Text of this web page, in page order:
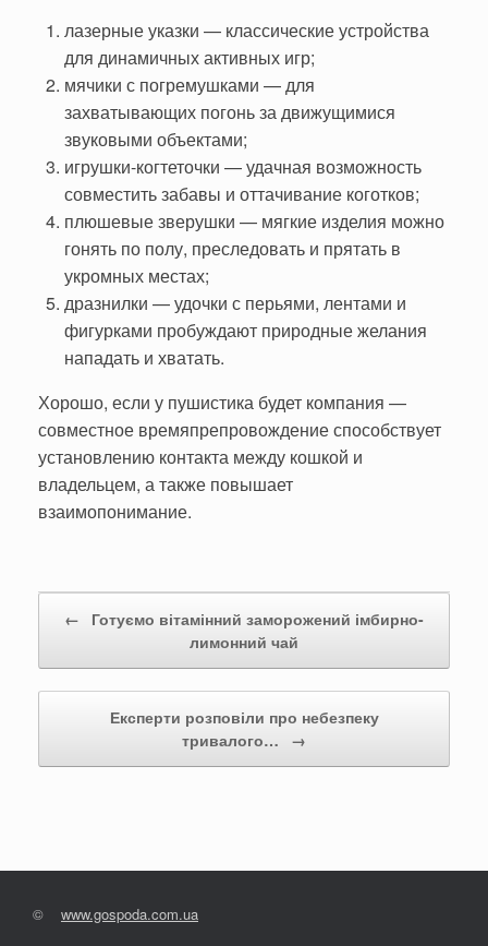
лазерные указки — классические устройства
для динамичных активных игр;
мячики с погремушками — для
захватывающих погонь за движущимися
звуковыми объектами;
игрушки-когтеточки — удачная возможность
совместить забавы и оттачивание коготков;
плюшевые зверушки — мягкие изделия можно
гонять по полу, преследовать и прятать в
укромных местах;
дразнилки — удочки с перьями, лентами и
фигурками пробуждают природные желания
нападать и хватать.
Хорошо, если у пушистика будет компания —
совместное времяпрепровождение способствует
установлению контакта между кошкой и
владельцем, а также повышает
взаимопонимание.
←
Готуємо вітамінний заморожений імбирно-
лимонний чай
Експерти розповіли про небезпеку
тривалого…
→
© www.gospoda.com.ua